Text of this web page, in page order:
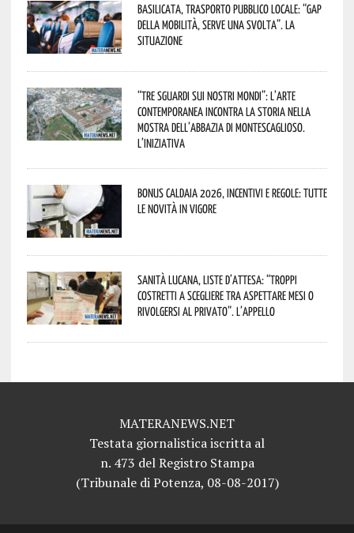
Basilicata, trasporto pubblico locale: “Gap
della mobilità, serve una svolta”. La
situazione
“Tre Sguardi sui Nostri Mondi”: l’arte
contemporanea incontra la storia nella
mostra dell’Abbazia di Montescaglioso.
L’iniziativa
Bonus caldaia 2026, incentivi e regole: tutte
le novità in vigore
Sanità lucana, liste d’attesa: “Troppi
costretti a scegliere tra aspettare mesi o
rivolgersi al privato”. L’appello
MATERANEWS.NET
Testata giornalistica iscritta al
n. 473 del Registro Stampa
(Tribunale di Potenza, 08-08-2017)